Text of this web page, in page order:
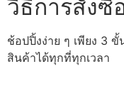
วิธีการสั่งซื้
ช้อปปิ้งง่าย ๆ เพียง 3
สินค้าได้ทุกที่ทุกเวลา